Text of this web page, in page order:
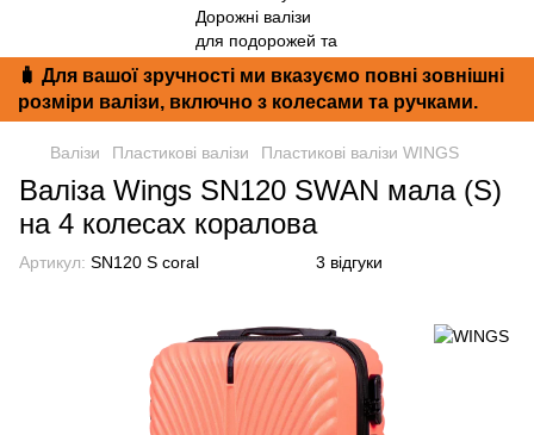
🧳 Для вашої зручності ми вказуємо повні зовнішні
розміри валізи, включно з колесами та ручками.
Валізи Пластикові валізи Пластикові валізи WINGS
Валіза Wings SN120 SWAN мала (S)
на 4 колесах коралова
Артикул: SN120 S coral 3 відгуки